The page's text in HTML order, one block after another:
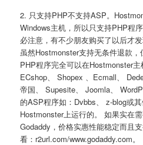
2. 只支持PHP不支持ASP。
Windows主机，所以只支持PHP程
必注意，有不少朋友购买了以后才
虽然Hostmonster支持无条件退款
PHP程序完全可以在Hostmonster主
ECshop、 Shopex 、Ecmall、
帝国、 Supesite、 Joomla、
的ASP程序如：Dvbbs、 z-blog或
Hostmonster上运行的。 如果实在
Godaddy，价格实惠性能稳定而且
看：r2url.com/www.godaddy.com。